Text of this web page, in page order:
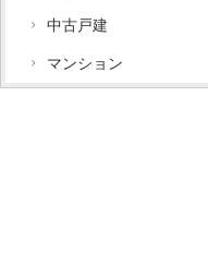
中古戸建
マンション